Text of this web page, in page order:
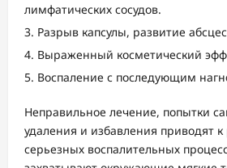
лимфатических сосудов.
Разрыв капсулы, развитие
Выраженный косметический
Воспаление с последующим
Неправильное лечение, попытки
удаления и избавления приводят
серьезных воспалительных